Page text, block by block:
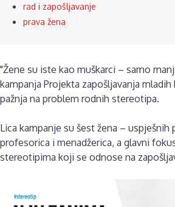
rad i zapošljavanje
prava žena
"Žene su iste kao muškarci – samo
kampanja Projekta zapošljavanja
pažnja na problem rodnih stereotipa.
Lica kampanje su šest žena – uspješnih
profesorica i menadžerica, a glavni
stereotipima koji se odnose na